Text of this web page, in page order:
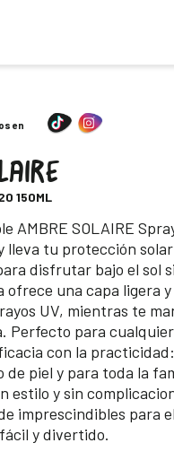
en
150ML
AMBRE SOLAIRE
lleva tu protección
disfrutar bajo el sol
ofrece una capa ligera
UV, mientras te
Perfecto para
con la
de piel y para toda la
estilo y sin
imprescindibles para
y divertido.